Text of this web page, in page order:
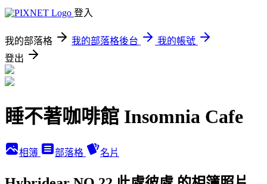
登入
我的部落格 我的部落格後台
我的帳號
登出
睡不著咖啡館 Insomnia Cafe
相簿 部落格 名片